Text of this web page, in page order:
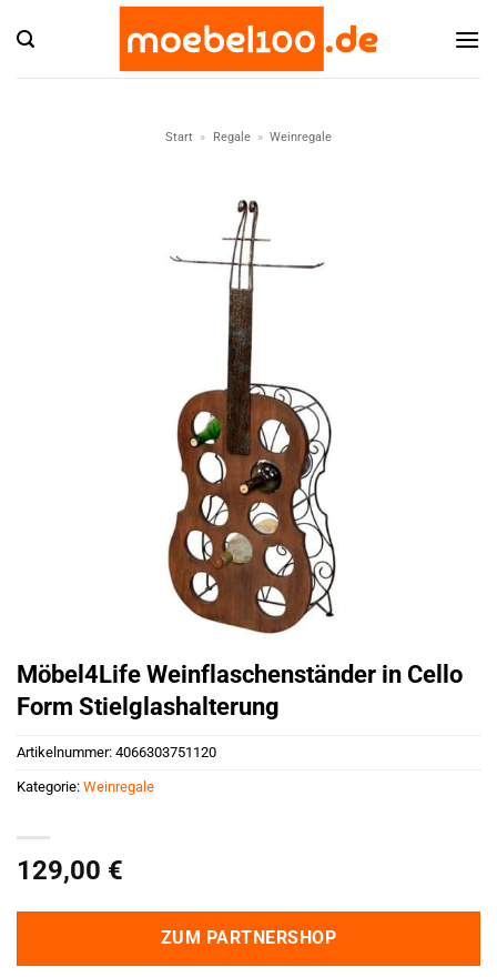
Inhalt
Start » Regale » Weinregale
Möbel4Life Weinflaschenständer in Cello
Form Stielglashalterung
129,00 €
ZUM PARTNERSHOP
Artikelnummer: 4066303751120
Kategorie: Weinregale